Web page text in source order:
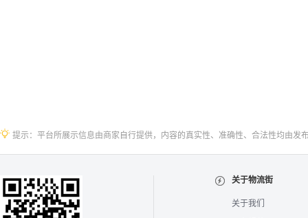
提示：平台所展示信息由商家自行提供，内容的真实性、准确性、合法性均由
关于物流街
关于我们